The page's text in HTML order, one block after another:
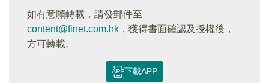
如有意願轉載，請發郵件至
content@finet.com.hk ，獲得書面確認及授權後，
方可轉載。
下載APP